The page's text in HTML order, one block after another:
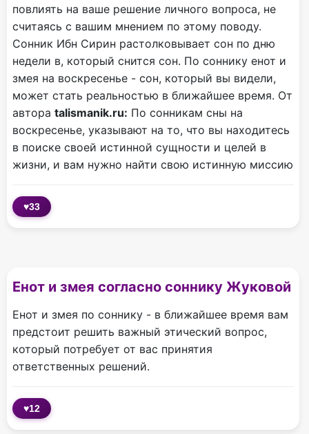
повлиять на ваше решение личного вопроса, не
считаясь с вашим мнением по этому поводу.
Сонник Ибн Сирин растолковывает сон по дню
недели в, который снится сон. По соннику енот и
змея на воскресенье - сон, который вы видели,
может стать реальностью в ближайшее время. От
автора talismanik.ru: По сонникам сны на
воскресенье, указывают на то, что вы находитесь
в поиске своей истинной сущности и целей в
жизни, и вам нужно найти свою истинную миссию
♥33
Енот и змея согласно соннику Жуковой
Енот и змея по соннику - в ближайшее время вам
предстоит решить важный этический вопрос,
который потребует от вас принятия
ответственных решений.
♥12